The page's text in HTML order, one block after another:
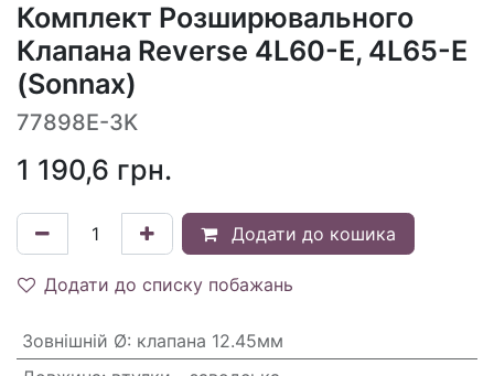
Комплект Розширювального
Клапана Reverse 4L60-E, 4L65-E
(Sonnax)
77898E-3K
1 190,6 грн.
Додати до кошика
Додати до списку побажань
Зовнішній Ø: клапана 12.45мм